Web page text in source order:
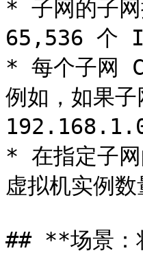
* 子网的子
65,536 个
* 每个子网
例如，如果
* 在指定子网
虚拟机实例数
## **场景：